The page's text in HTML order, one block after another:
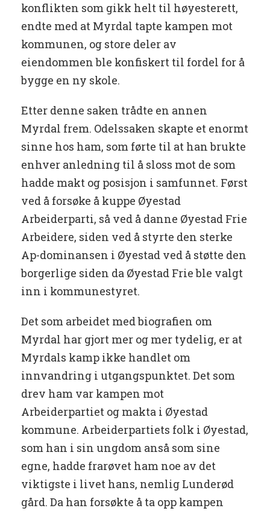
konflikten som gikk helt til høyesterett,
endte med at Myrdal tapte kampen mot
kommunen, og store deler av
eiendommen ble konfiskert til fordel for å
bygge en ny skole.
Etter denne saken trådte en annen
Myrdal frem. Odelssaken skapte et enormt
sinne hos ham, som førte til at han brukte
enhver anledning til å sloss mot de som
hadde makt og posisjon i samfunnet. Først
ved å forsøke å kuppe Øyestad
Arbeiderparti, så ved å danne Øyestad Frie
Arbeidere, siden ved å styrte den sterke
Ap-dominansen i Øyestad ved å støtte den
borgerlige siden da Øyestad Frie ble valgt
inn i kommunestyret.
Det som arbeidet med biografien om
Myrdal har gjort mer og mer tydelig, er at
Myrdals kamp ikke handlet om
innvandring i utgangspunktet. Det som
drev ham var kampen mot
Arbeiderpartiet og makta i Øyestad
kommune. Arbeiderpartiets folk i Øyestad,
som han i sin ungdom anså som sine
egne, hadde frarøvet ham noe av det
viktigste i livet hans, nemlig Lunderød
gård. Da han forsøkte å ta opp kampen